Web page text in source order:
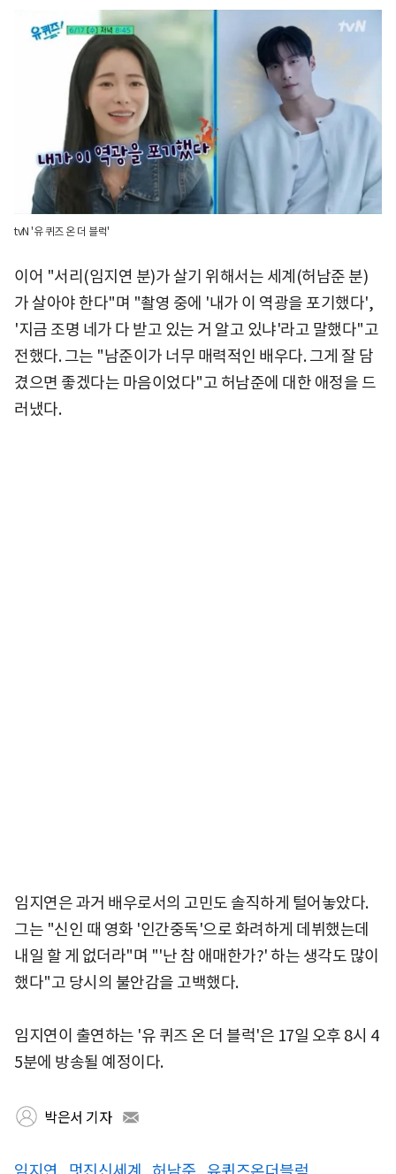
tvN '유 퀴즈 온 더 블럭'
이어 "서리(임지연 분)가 살기 위해서는 세계(허남준 분)
가 살아야 한다"며 "촬영 중에 '내가 이 역광을 포기했다',
'지금 조명 네가 다 받고 있는 거 알고 있냐'라고 말했다"고
전했다. 그는 "남준이가 너무 매력적인 배우다. 그게 잘 담
겼으면 좋겠다는 마음이었다"고 허남준에 대한 애정을 드
러냈다.
임지연은 과거 배우로서의 고민도 솔직하게 털어놓았다.
그는 "신인 때 영화 '인간중독'으로 화려하게 데뷔했는데
내일 할 게 없더라"며 "'난 참 애매한가?' 하는 생각도 많이
했다"고 당시의 불안감을 고백했다.
임지연이 출연하는 '유 퀴즈 온 더 블럭'은 17일 오후 8시 4
5분에 방송될 예정이다.
박은서 기자